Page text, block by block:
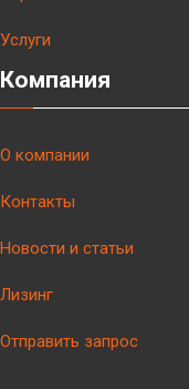
Услуги
Компания
О компании
Контакты
Новости и статьи
Лизинг
Отправить запрос